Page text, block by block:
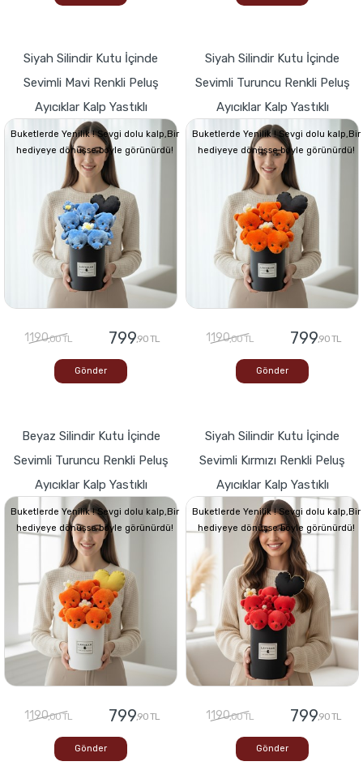
Siyah Silindir Kutu İçinde
Sevimli Mavi Renkli Peluş
Ayıcıklar Kalp Yastıklı
Buketlerde Yenilik ! Sevgi dolu kalp,Bir
hediyeye dönüşse böyle görünürdü!
1190,00 TL 799,90 TL
Gönder
Siyah Silindir Kutu İçinde
Sevimli Turuncu Renkli Peluş
Ayıcıklar Kalp Yastıklı
Buketlerde Yenilik ! Sevgi dolu kalp,Bir
hediyeye dönüşse böyle görünürdü!
1190,00 TL 799,90 TL
Gönder
Beyaz Silindir Kutu İçinde
Sevimli Turuncu Renkli Peluş
Ayıcıklar Kalp Yastıklı
Buketlerde Yenilik ! Sevgi dolu kalp,Bir
hediyeye dönüşse böyle görünürdü!
1190,00 TL 799,90 TL
Gönder
Siyah Silindir Kutu İçinde
Sevimli Kırmızı Renkli Peluş
Ayıcıklar Kalp Yastıklı
Buketlerde Yenilik ! Sevgi dolu kalp,Bir
hediyeye dönüşse böyle görünürdü!
1190,00 TL 799,90 TL
Gönder